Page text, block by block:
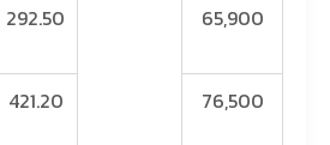
292.50 65,900
421.20 76,500